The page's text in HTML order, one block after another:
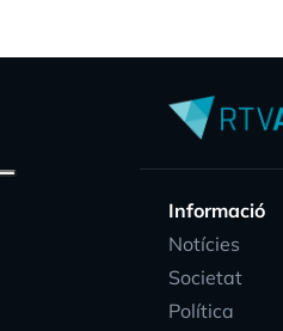
Informació
Notícies
Societat
Política